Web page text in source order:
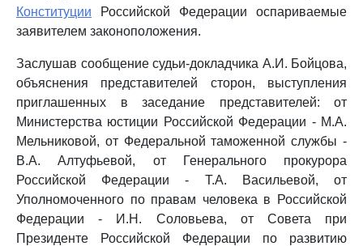
Конституции Российской Федерации оспариваемые
заявителем законоположения.
Заслушав сообщение судьи-докладчика А.И. Бойцова,
объяснения представителей сторон, выступления
приглашенных в заседание представителей: от
Министерства юстиции Российской Федерации - М.А.
Мельниковой, от Федеральной таможенной службы -
В.А. Алтуфьевой, от Генерального прокурора
Российской Федерации - Т.А. Васильевой, от
Уполномоченного по правам человека в Российской
Федерации - И.Н. Соловьева, от Совета при
Президенте Российской Федерации по развитию